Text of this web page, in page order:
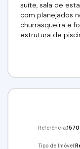
suíte, sala de
com planejados
churrasqueira e
estrutura de
vagas cobertas
vista
playground,
1.250.000,00,
8061 Imobiliária
Referência:1570
Tipo de Imóvel: